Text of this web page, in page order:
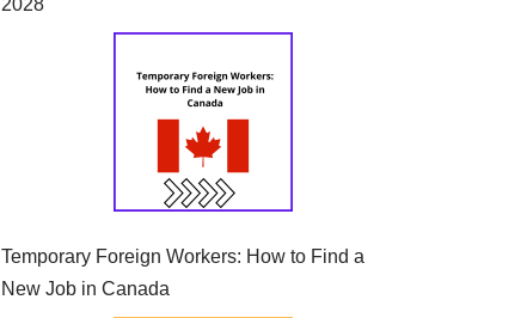
2028
Temporary Foreign Workers: How to Find a
New Job in Canada